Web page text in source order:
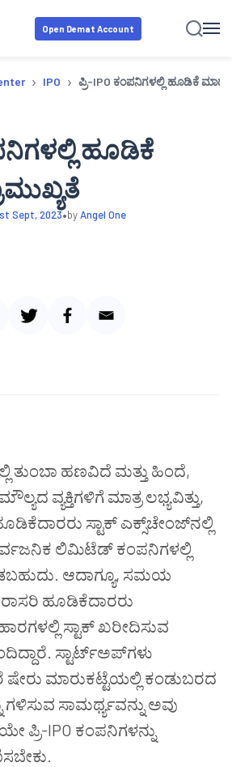
Open Demat Account
› IPO › ಪ್ರಿ-IPO ಕಂಪನಿಗಳಲ್ಲಿ ಹೂಡಿಕೆ
ಹೂಡಿಕೆ
Sept, 2023•byAngel One
ತುಂಬಾ ಹಣವಿದೆ ಮತ್ತು ಹಿಂದೆ,
ವ್ಯಕ್ತಿಗಳಿಗೆ ಮಾತ್ರ ಲಭ್ಯವಿತ್ತು,
ಸ್ಟಾಕ್ ಎಕ್ಸ್‌ಚೇಂಜ್‌ನಲ್ಲಿ
ಲಿಮಿಟೆಡ್ ಕಂಪನಿಗಳಲ್ಲಿ
ಆದಾಗ್ಯೂ, ಸಮಯ
ಹೂಡಿಕೆದಾರರು
ಸ್ಟಾಕ್ ಖರೀದಿಸುವ
ಸ್ಟಾರ್ಟ್‌ಅಪ್‌ಗಳು
ಮಾರುಕಟ್ಟೆಯಲ್ಲಿ ಕಂಡುಬರದ
ಸಾಮರ್ಥ್ಯವನ್ನು ಅವು
ಪ್ರಿ-IPO ಕಂಪನಿಗಳನ್ನು